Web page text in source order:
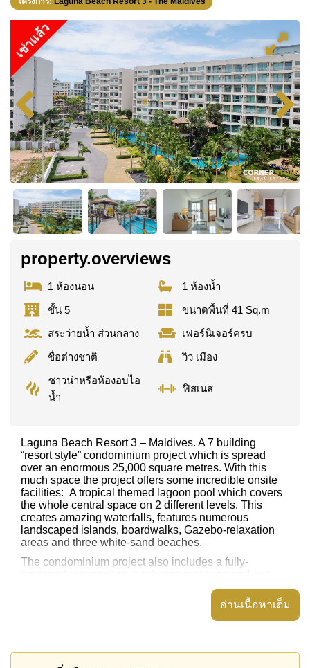
เช่าแล้ว
property.overviews
1 ห้องนอน
1 ห้องน้ำ
ชั้น 5
ขนาดพื้นที่ 41 Sq.m
สระว่ายน้ำ ส่วนกลาง
เฟอร์นิเจอร์ครบ
ชื่อต่างชาติ
วิว เมือง
ซาวน่าหรือห้องอบไอ
น้ำ
ฟิสเนส
Laguna Beach Resort 3 – Maldives. A 7 building
“resort style” condominium project which is spread
over an enormous 25,000 square metres. With this
much space the project offers some incredible onsite
facilities: A tropical themed lagoon pool which covers
the whole central space on 2 different levels. This
creates amazing waterfalls, features numerous
landscaped islands, boardwalks, Gazebo-relaxation
areas and three white-sand beaches.
The condominium project also includes a fully-
service, underground parking provided for residents
and luxurious open-air lobby areas. There is an on-site
built in washing machine, Eco air conditioning in both
อ่านเนื้อหาเต็ม